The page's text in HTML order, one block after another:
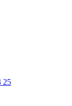
25